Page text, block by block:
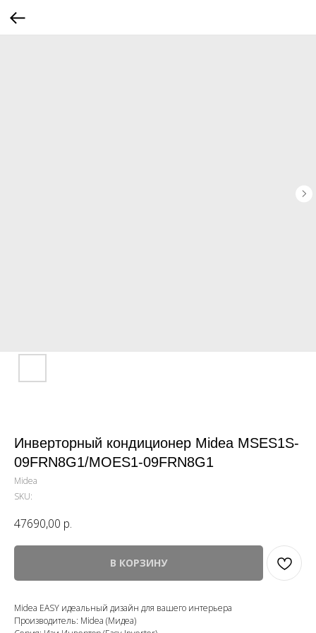
Инверторный кондиционер Midea MSES1S-
09FRN8G1/MOES1-09FRN8G1
Midea
SKU:
47690,00 р.
В КОРЗИНУ
Midea EASY идеальный дизайн для вашего интерьера
Производитель: Midea (Мидеа)